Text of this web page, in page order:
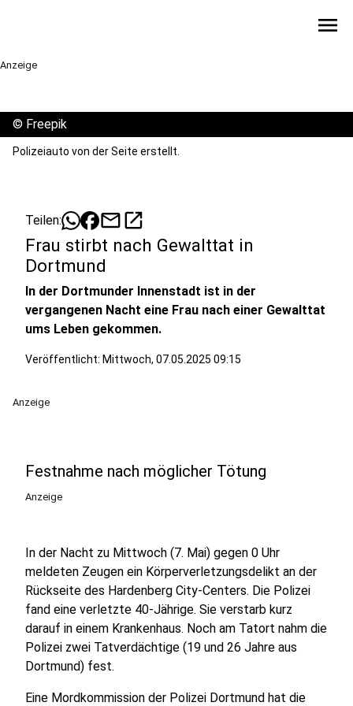
menu
Anzeige
© Freepik
Polizeiauto von der Seite erstellt.
Teilen: mailopen_in_new
Frau stirbt nach Gewalttat in
Dortmund
In der Dortmunder Innenstadt ist in der
vergangenen Nacht eine Frau nach einer Gewalttat
ums Leben gekommen.
Veröffentlicht: Mittwoch, 07.05.2025 09:15
Anzeige
Festnahme nach möglicher Tötung
Anzeige
In der Nacht zu Mittwoch (7. Mai) gegen 0 Uhr
meldeten Zeugen ein Körperverletzungsdelikt an der
Rückseite des Hardenberg City-Centers. Die Polizei
fand eine verletzte 40-Jährige. Sie verstarb kurz
darauf in einem Krankenhaus. Noch am Tatort nahm die
Polizei zwei Tatverdächtige (19 und 26 Jahre aus
Dortmund) fest.
Eine Mordkommission der Polizei Dortmund hat die